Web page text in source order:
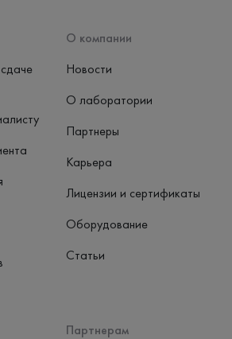
Партнерам
О компании
Новости
О лаборатории
Партнеры
Карьера
Лицензии и сертификаты
Оборудование
Статьи